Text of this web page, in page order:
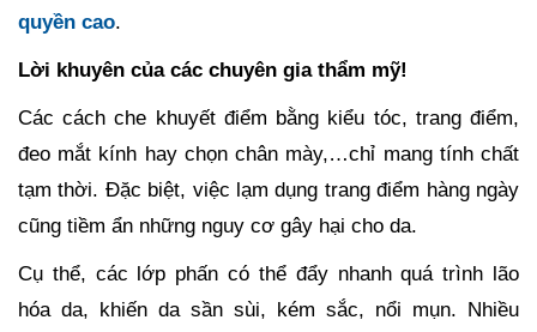
quyền cao.
Lời khuyên của các chuyên gia thẩm mỹ!
Các cách che khuyết điểm bằng kiểu tóc, trang điểm,
đeo mắt kính hay chọn chân mày,…chỉ mang tính chất
tạm thời. Đặc biệt, việc lạm dụng trang điểm hàng ngày
cũng tiềm ẩn những nguy cơ gây hại cho da.
Cụ thể, các lớp phấn có thể đẩy nhanh quá trình lão
hóa da, khiến da sần sùi, kém sắc, nổi mụn. Nhiều